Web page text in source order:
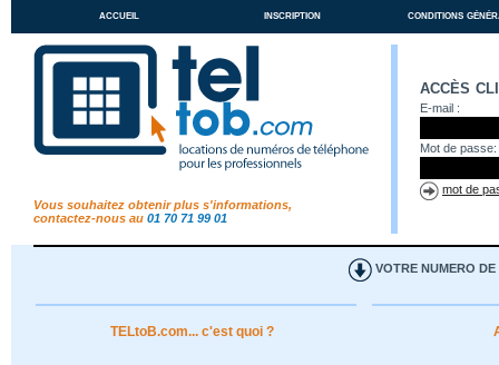
accueil inscription conditions
Vous souhaitez obtenir plus s'informations,
contactez-nous au 01 70 71 99 01
accès
E-mail :
Mot de passe:
mot de
VOTRE NUMERO DE
TELtoB.com... c'est quoi ?